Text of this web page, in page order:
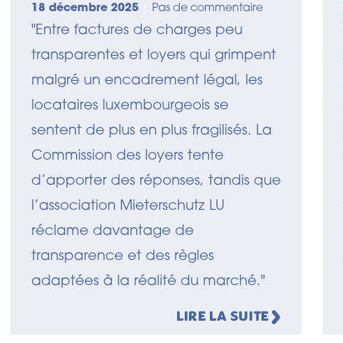
18 décembre 2025 Pas de commentaire
"Entre factures de charges peu
transparentes et loyers qui grimpent
malgré un encadrement légal, les
locataires luxembourgeois se
sentent de plus en plus fragilisés. La
Commission des loyers tente
d’apporter des réponses, tandis que
l’association Mieterschutz LU
réclame davantage de
transparence et des règles
adaptées à la réalité du marché."
LIRE LA SUITE